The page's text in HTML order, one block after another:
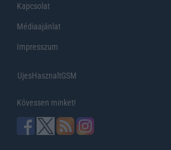
Kapcsolat
Médiaajánlat
Impresszum
UjesHasznaltGSM
Kövessen minket!